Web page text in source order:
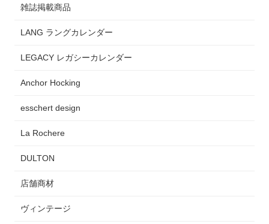
雑誌掲載商品
LANG ラングカレンダー
LEGACY レガシーカレンダー
Anchor Hocking
esschert design
La Rochere
DULTON
店舗商材
ヴィンテージ